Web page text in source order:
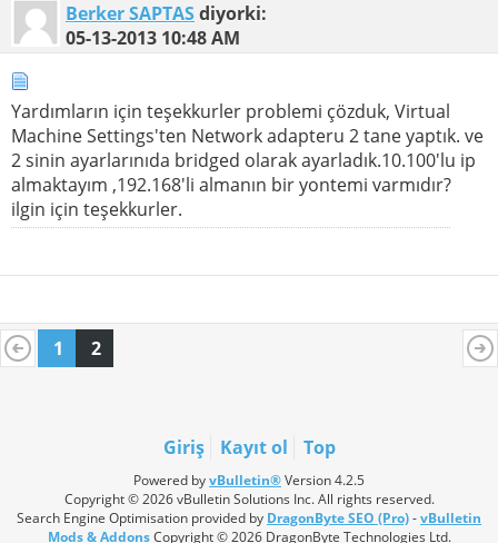
Berker SAPTASdiyorki:
05-13-2013 10:48 AM
Yardımların için teşekkurler problemi çözduk, Virtual
Machine Settings'ten Network adapteru 2 tane yaptık. ve
2 sinin ayarlarınıda bridged olarak ayarladık.10.100'lu ip
almaktayım ,192.168'li almanın bir yontemi varmıdır?
ilgin için teşekkurler.
1 2
Giriş Kayıt ol Top
Powered byvBulletin®Version 4.2.5
Copyright © 2026 vBulletin Solutions Inc. All rights reserved.
Search Engine Optimisation provided by DragonByte SEO (Pro)-vBulletin
Mods & AddonsCopyright © 2026 DragonByte Technologies Ltd.